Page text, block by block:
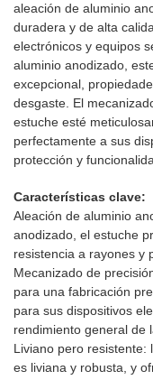
aleación de aluminio
duradera y de alta
electrónicos y equipos
aluminio anodizado,
excepcional,
desgaste. El
estuche esté
perfectamente a sus
protección y
Características clave:
Aleación de aluminio
anodizado, el estuche
resistencia a rayones y
Mecanizado de
para una fabricación
para sus dispositivos
rendimiento general de
Liviano pero resistente:
es liviana y robusta, y